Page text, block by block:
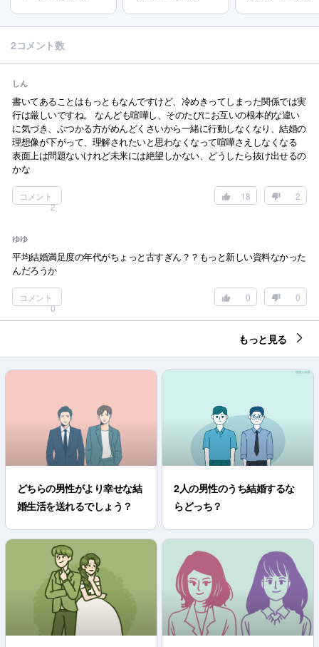
2コメント数
しん
書いてあることはもっともなんですけど、冷めきってしまった関係では実
行は厳しいですね。 なんども喧嘩し、そのたびにお互いの根本的な違い
に気づき、ぶつかる方がめんどくさいから一緒に行動しなくなり、結婚の
理想像が下がって、理解されたいと思わなくなって喧嘩さえしなくなる
表面上は問題ないけれど未来には絶望しかない、どうしたら抜け出せるの
かな
コメント
2
2
18
ゆゆ
平均結婚満足度の年代がちょっと古すぎん？？もっと新しい資料なかった
んだろうか
コメント
0
0
0
もっと見る
どちらの男性がより幸せな結
婚生活を送れるでしょう？
2人の男性のうち結婚するな
らどっち？